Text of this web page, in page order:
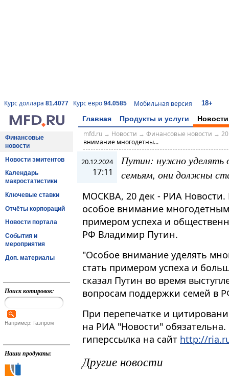
Курс доллара 81.4077 Курс евро 94.0585 Мобильная версия 18+
Главная Продукты и услуги Новости
Финансовые
новости
Новости эмитентов
Календарь
макростатистики
Ключевые ставки
Отчёты корпораций
Новости портала
События и
мероприятия
Доп. материалы
Поиск котировок:
Например: Газпром
Наши продукты:
mfd.ru→ Новости → Финансовые новости →
внимание многодетны...
20.12.2024
17:11
Путин: нужно уделять
семьям, они должны
МОСКВА, 20 дек - РИА Новости.
особое внимание
примером успеха и
РФ Владимир Путин.
"Особое внимание уделять
стать примером успеха и
сказал Путин во время
вопросам поддержки семей в
При перепечатке и
на РИА "Новости"
гиперссылка на сайт http://
Другие новости